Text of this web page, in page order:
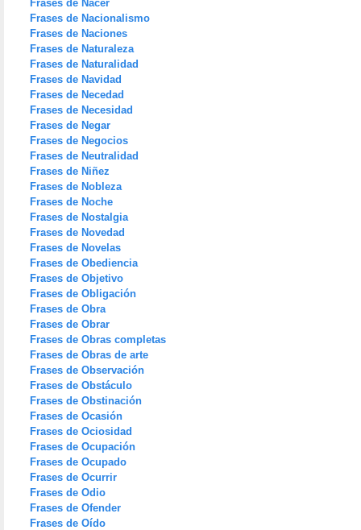
Frases de Nacer
Frases de Nacionalismo
Frases de Naciones
Frases de Naturaleza
Frases de Naturalidad
Frases de Navidad
Frases de Necedad
Frases de Necesidad
Frases de Negar
Frases de Negocios
Frases de Neutralidad
Frases de Niñez
Frases de Nobleza
Frases de Noche
Frases de Nostalgia
Frases de Novedad
Frases de Novelas
Frases de Obediencia
Frases de Objetivo
Frases de Obligación
Frases de Obra
Frases de Obrar
Frases de Obras completas
Frases de Obras de arte
Frases de Observación
Frases de Obstáculo
Frases de Obstinación
Frases de Ocasión
Frases de Ociosidad
Frases de Ocupación
Frases de Ocupado
Frases de Ocurrir
Frases de Odio
Frases de Ofender
Frases de Oído